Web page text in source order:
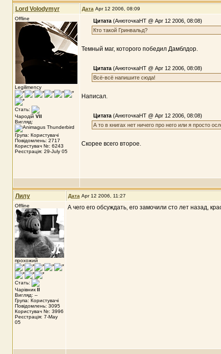
Lord Volodymyr Дата Apr 12 2006, 08:09
Offline
Legilimency
Стать:
Чародій VII
Вигляд:
Група: Користувачі
Повідомлень: 2717
Користувач №: 6243
Реєстрація: 29-July 05
Цитата(АнюточкаНТ @ Apr 12 2006, 08:08)
Кто такой Гринвальд?
Темный маг, которого победил Дамблдор.
Цитата(АнюточкаНТ @ Apr 12 2006, 08:08)
Всё-всё напишите сюда!
Написал.
Цитата(АнюточкаНТ @ Apr 12 2006, 08:08)
А то в книгах нет ничего про него или я просто
Скорее всего второе.
Лилу Дата Apr 12 2006, 11:27
Offline
прохожий
Стать:
Чарівник II
Вигляд: --
Група: Користувачі
Повідомлень: 3095
Користувач №: 3996
Реєстрація: 7-May
05
А чего его обсуждать, его замочили сто лет назад,